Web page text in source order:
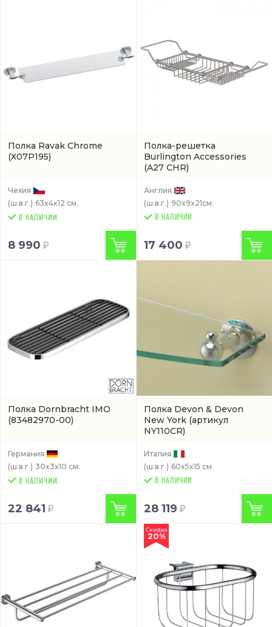
Полка Ravak Chrome
(X07P195)
Чехия
(ш.в.г.) 63x4x12 см.
8 990
Полка-решетка
Burlington Accessories
(A27 CHR)
Англия
(ш.в.г.) 90x9x21см.
В НАЛИЧИИ
17 400
Полка Dornbracht IMO
(83482970-00)
Германия
(ш.в.г.) 30x3x10 см.
22 841
Полка Devon & Devon
New York (артикул
NY110CR)
Италия
(ш.в.г.) 60x5x15 см
В НАЛИЧИИ
28 119
Скидка
20%